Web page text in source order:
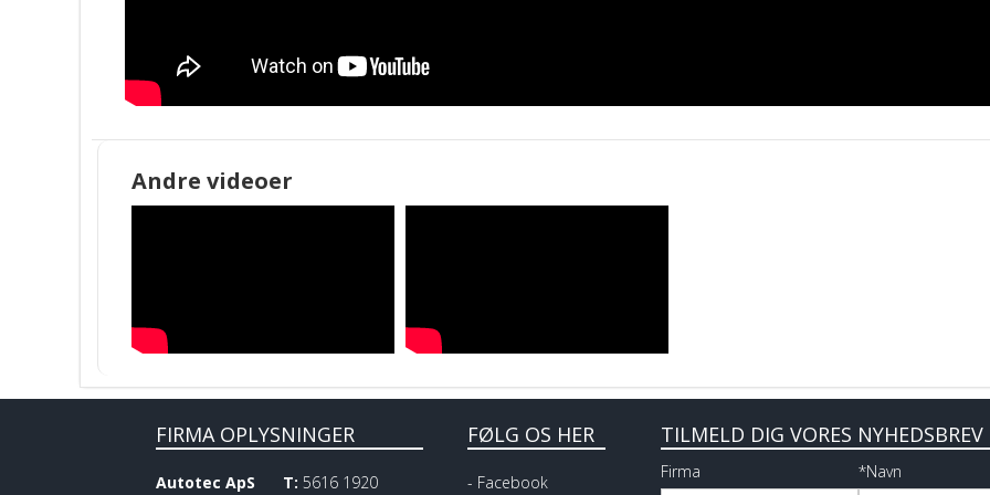
Andre videoer
FIRMA OPLYSNINGER
Autotec ApS
T: 5616 1920
FØLG OS HER
- Facebook
TILMELD DIG VORES NYHEDSBREV
Firma *Navn